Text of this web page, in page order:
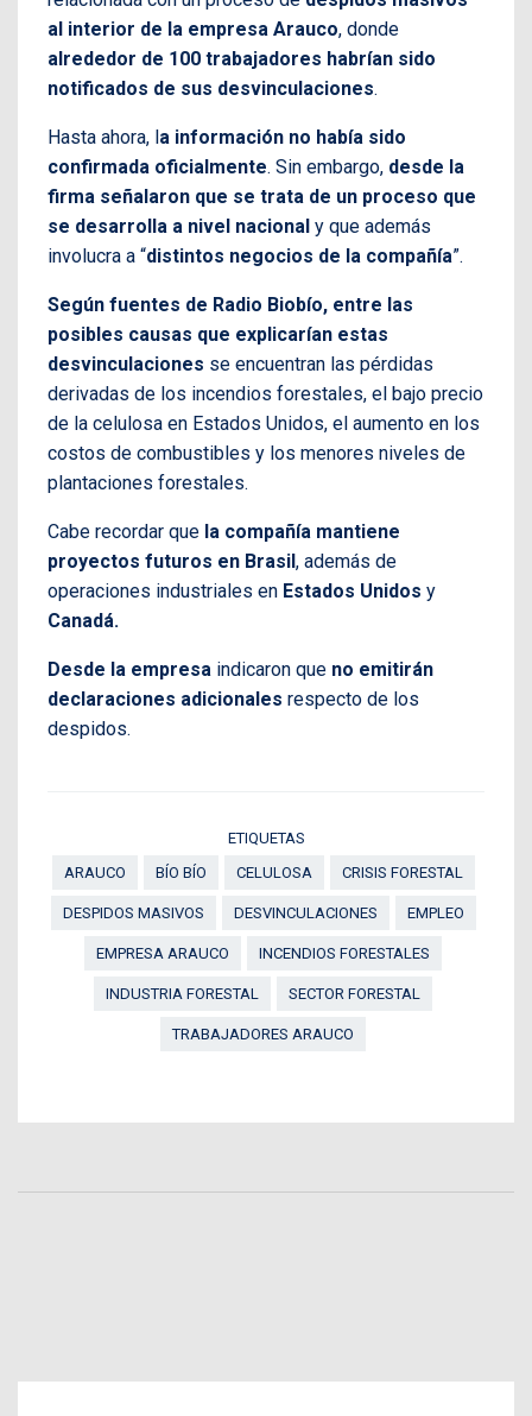
al interior de la empresa Arauco, donde
alrededor de 100 trabajadores habrían sido
notificados de sus desvinculaciones.
Hasta ahora, la información no había sido
confirmada oficialmente. Sin embargo, desde la
firma señalaron que se trata de un proceso que
se desarrolla a nivel nacional y que además
involucra a “distintos negocios de la compañía”.
Según fuentes de Radio Biobío, entre las
posibles causas que explicarían estas
desvinculaciones se encuentran las pérdidas
derivadas de los incendios forestales, el bajo precio
de la celulosa en Estados Unidos, el aumento en los
costos de combustibles y los menores niveles de
plantaciones forestales.
Cabe recordar que la compañía mantiene
proyectos futuros en Brasil, además de
operaciones industriales en Estados Unidos y
Canadá.
Desde la empresa indicaron que no emitirán
declaraciones adicionales respecto de los
despidos.
ETIQUETAS
ARAUCO
BÍO BÍO CELULOSA CRISIS FORESTAL
DESPIDOS MASIVOS DESVINCULACIONES EMPLEO
EMPRESA ARAUCO INCENDIOS FORESTALES
INDUSTRIA FORESTAL SECTOR FORESTAL
TRABAJADORES ARAUCO